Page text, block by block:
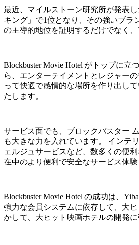
最近、マイルストーン研究所が発表
キング」で1位となり、その強いブラ
の主導的地位を証明するだけでなく
Blockbuster Movie Hotel がトップに
ら、エンターテイメントとレジャー
って快適で感情的な場所を作り出し
たします。
サービス面でも、ブロックバスター
も大きな力を入れています。 インテ
ェルジュサービスなど、数多くの便
在中のより便利で安全なサービス体験
Blockbuster Movie Hotel の成功は、
強力な会員システムに依存して、大
かして、大ヒット映画ホテルの開発